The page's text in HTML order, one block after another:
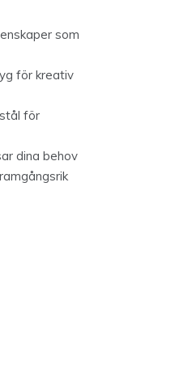
som
för kreativ
för
dina behov